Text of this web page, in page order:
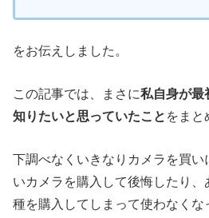
をお伝えしました。
この記事では、まさに私自身が最
知りたいと思っていたこと をまと
下調べなくいきなりカメラを買
いカメラを購入して後悔したり
種を購入してしまって使わなくな